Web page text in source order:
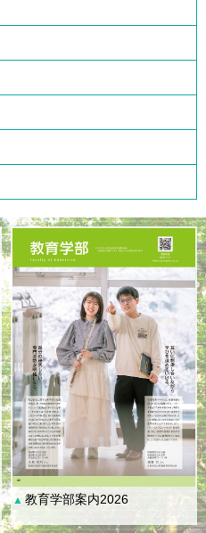
▲ 教育学部案内2026